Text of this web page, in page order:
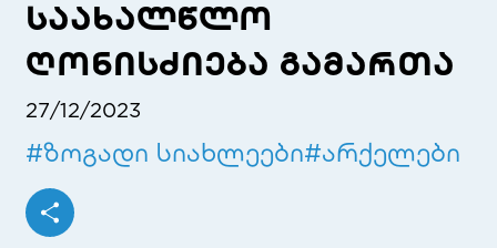
საახალწლო
ღონისძიება გამართა
27/12/2023
#ზოგადი სიახლეები#არქელები